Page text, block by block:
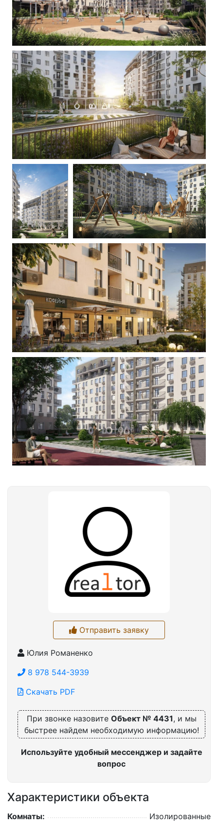
Отправить заявку
Юлия Романенко
8 978 544-3939
Скачать PDF
При звонке назовите Объект № 4431, и мы
быстрее найдем необходимую информацию!
Используйте удобный мессенджер и задайте
вопрос
Характеристики объекта
Комнаты:
Изолированные